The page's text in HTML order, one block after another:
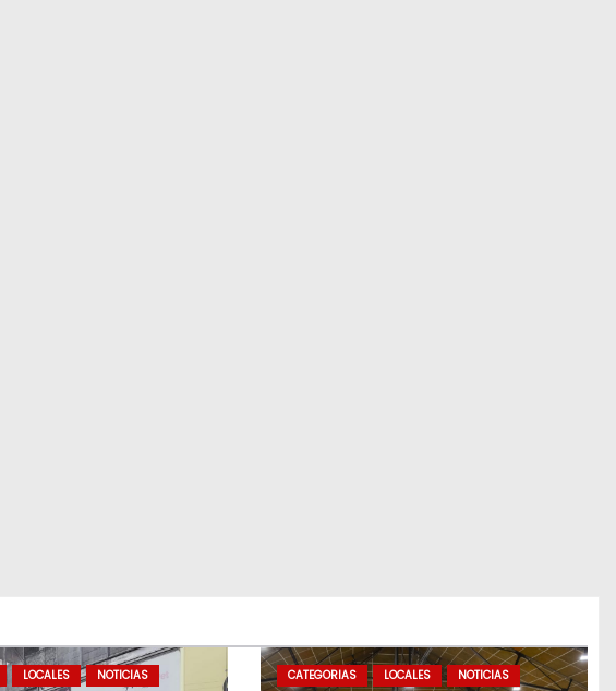
LOCALES NOTICIAS CATEGORIAS LOCALES NOTICIAS